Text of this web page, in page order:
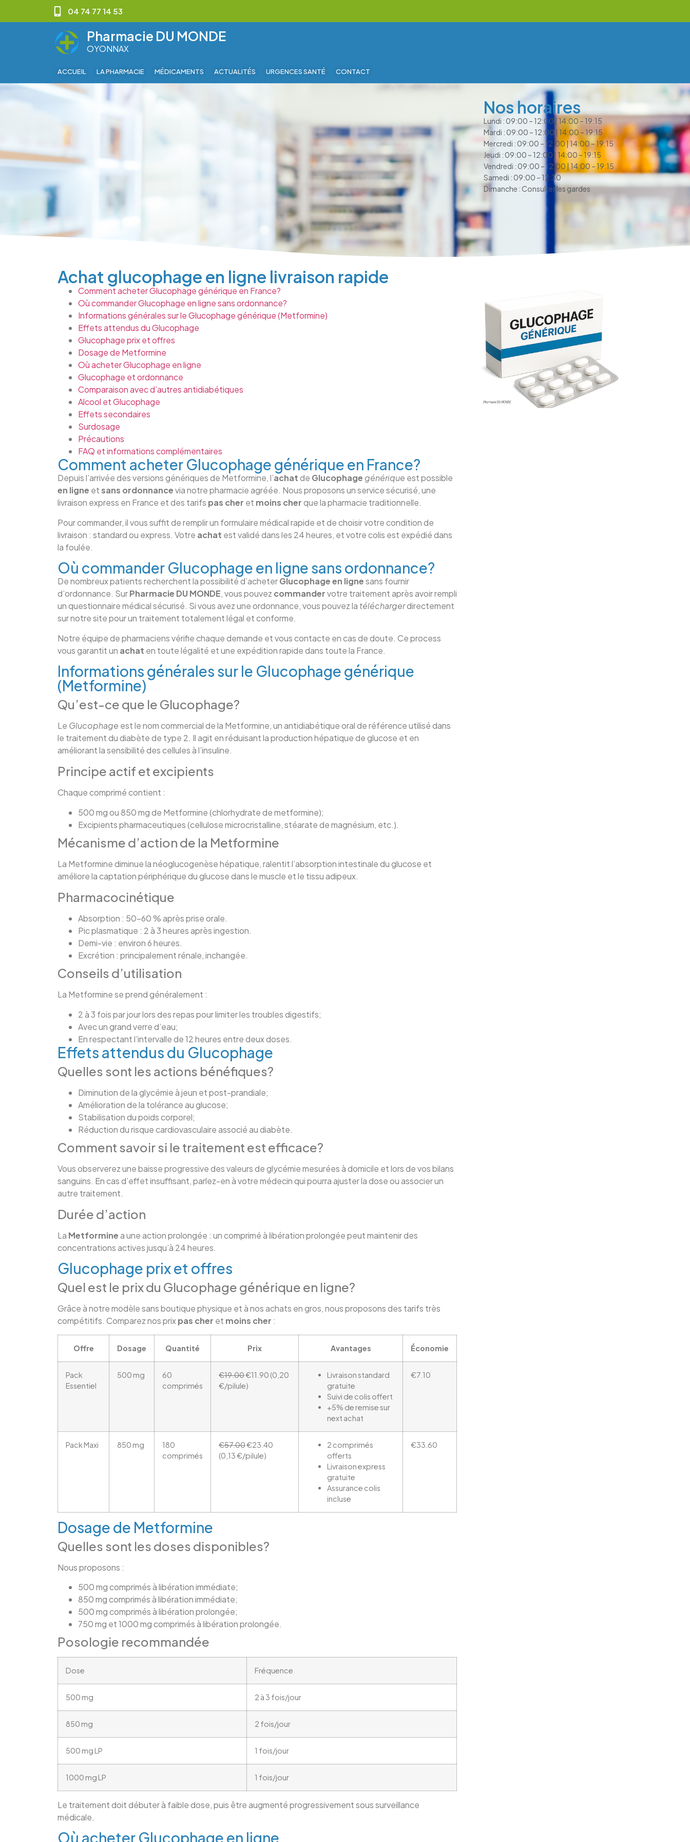
04 74 77 14 53
Pharmacie DU MONDE
OYONNAX
ACCUEIL LA PHARMACIE MÉDICAMENTS ACTUALITÉS URGENCES SANTÉ CONTACT
Nos horaires
Lundi : 09:00 – 12:00 | 14:00 – 19:15
Mardi : 09:00 – 12:00 | 14:00 – 19:15
Mercredi : 09:00 – 12:00 | 14:00 – 19:15
Jeudi : 09:00 – 12:00 | 14:00 – 19:15
Vendredi : 09:00 – 12:00 | 14:00 – 19:15
Samedi : 09:00 – 12:30
Dimanche : Consulter les gardes
Achat glucophage en ligne livraison rapide
Comment acheter Glucophage générique en France?
Où commander Glucophage en ligne sans ordonnance?
Informations générales sur le Glucophage générique (Metformine)
Effets attendus du Glucophage
Glucophage prix et offres
Dosage de Metformine
Où acheter Glucophage en ligne
Glucophage et ordonnance
Comparaison avec d’autres antidiabétiques
Alcool et Glucophage
Effets secondaires
Surdosage
Précautions
FAQ et informations complémentaires
Comment acheter Glucophage générique en France?
Depuis l’arrivée des versions génériques de Metformine, l’achatde Glucophage générique est possible
en ligne etsans ordonnancevia notre pharmacie agréée. Nous proposons un service sécurisé, une
livraison express en France et des tarifs pas cher et moins cherque la pharmacie traditionnelle.
Pour commander, il vous suffit de remplir un formulaire médical rapide et de choisir votre condition de
livraison : standard ou express. Votre achat est validé dans les 24 heures, et votre colis est expédié dans
la foulée.
Où commander Glucophage en ligne sans ordonnance?
De nombreux patients recherchent la possibilité d’acheterGlucophageen lignesans fournir
d’ordonnance. SurPharmacie DU MONDE, vous pouvez commandervotre traitement après avoir rempli
un questionnaire médical sécurisé. Si vous avez une ordonnance, vous pouvez la téléchargerdirectement
sur notre site pour un traitement totalement légal et conforme.
Notre équipe de pharmaciens vérifie chaque demande et vous contacte en cas de doute. Ce process
vous garantit un achat en toute légalité et une expédition rapide dans toute la France.
Informations générales sur le Glucophage générique
(Metformine)
Qu’est-ce que le Glucophage?
Le Glucophage est le nom commercial de la Metformine, un antidiabétique oral de référence utilisé dans
le traitement du diabète de type 2. Il agit en réduisant la production hépatique de glucose et en
améliorant la sensibilité des cellules à l’insuline.
Principe actif et excipients
Chaque comprimé contient :
500 mg ou 850 mg de Metformine (chlorhydrate de metformine);
Excipients pharmaceutiques (cellulose microcristalline, stéarate de magnésium, etc.).
Mécanisme d’action de la Metformine
La Metformine diminue la néoglucogenèse hépatique, ralentit l’absorption intestinale du glucose et
améliore la captation périphérique du glucose dans le muscle et le tissu adipeux.
Pharmacocinétique
Absorption : 50-60 % après prise orale.
Pic plasmatique : 2 à 3 heures après ingestion.
Demi-vie : environ 6 heures.
Excrétion : principalement rénale, inchangée.
Conseils d’utilisation
La Metformine se prend généralement :
2 à 3 fois par jour lors des repas pour limiter les troubles digestifs;
Avec un grand verre d’eau;
En respectant l’intervalle de 12 heures entre deux doses.
Effets attendus du Glucophage
Quelles sont les actions bénéfiques?
Diminution de la glycémie à jeun et post-prandiale;
Amélioration de la tolérance au glucose;
Stabilisation du poids corporel;
Réduction du risque cardiovasculaire associé au diabète.
Comment savoir si le traitement est efficace?
Vous observerez une baisse progressive des valeurs de glycémie mesurées à domicile et lors de vos bilans
sanguins. En cas d’effet insuffisant, parlez-en à votre médecin qui pourra ajuster la dose ou associer un
autre traitement.
Durée d’action
La Metforminea une action prolongée : un comprimé à libération prolongée peut maintenir des
concentrations actives jusqu’à 24 heures.
Glucophage prix et offres
Quel est le prix du Glucophage générique en ligne?
Grâce à notre modèle sans boutique physique et à nos achats en gros, nous proposons des tarifs très
compétitifs. Comparez nos prixpas cher et moins cher :
Offre Dosage Quantité Prix Avantages Économie
Pack
Essentiel
500 mg
60
comprimés
€19.00€11.90 (0,20
€/pilule)
Livraison standard
gratuite
Suivi de colis offert
+5% de remise sur
next achat
€7.10
Pack Maxi 850 mg
180
comprimés
€57.00€23.40
(0,13 €/pilule)
2 comprimés
offerts
Livraison express
gratuite
Assurance colis
incluse
€33.60
Dosage de Metformine
Quelles sont les doses disponibles?
Nous proposons :
500 mg comprimés à libération immédiate;
850 mg comprimés à libération immédiate;
500 mg comprimés à libération prolongée;
750 mg et 1000 mg comprimés à libération prolongée.
Posologie recommandée
Dose Fréquence
500 mg 2 à 3 fois/jour
850 mg 2 fois/jour
500 mg LP 1 fois/jour
1000 mg LP 1 fois/jour
Le traitement doit débuter à faible dose, puis être augmenté progressivement sous surveillance
médicale.
Où acheter Glucophage en ligne